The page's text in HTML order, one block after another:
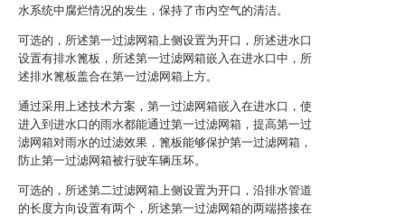
水系统中腐烂情况的发生，保持了市内空气的清洁。
可选的，所述第一过滤网箱上侧设置为开口，所述进水口
设置有排水篦板，所述第一过滤网箱嵌入在进水口中，所
述排水篦板盖合在第一过滤网箱上方。
通过采用上述技术方案，第一过滤网箱嵌入在进水口，使
进入到进水口的雨水都能通过第一过滤网箱，提高第一过
滤网箱对雨水的过滤效果，篦板能够保护第一过滤网箱，
防止第一过滤网箱被行驶车辆压坏。
可选的，所述第二过滤网箱上侧设置为开口，沿排水管道
的长度方向设置有两个，所述第一过滤网箱的两端搭接在